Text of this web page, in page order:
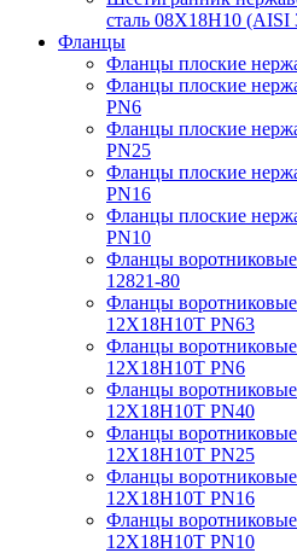
сталь 08Х18Н10 (AISI
Фланцы
Фланцы плоские
Фланцы плоские
PN6
Фланцы плоские
PN25
Фланцы плоские
PN16
Фланцы плоские
PN10
Фланцы
12821-80
Фланцы
12Х18Н10Т PN63
Фланцы
12Х18Н10Т PN6
Фланцы
12Х18Н10Т PN40
Фланцы
12Х18Н10Т PN25
Фланцы
12Х18Н10Т PN16
Фланцы
12Х18Н10Т PN10